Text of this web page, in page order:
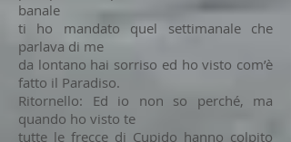
banale
ti ho mandato quel settimanale che
parlava di me
da lontano hai sorriso ed ho visto com’è
fatto il Paradiso.
Ritornello: Ed io non so perché, ma
quando ho visto te
tutte le frecce di Cupido hanno colpito